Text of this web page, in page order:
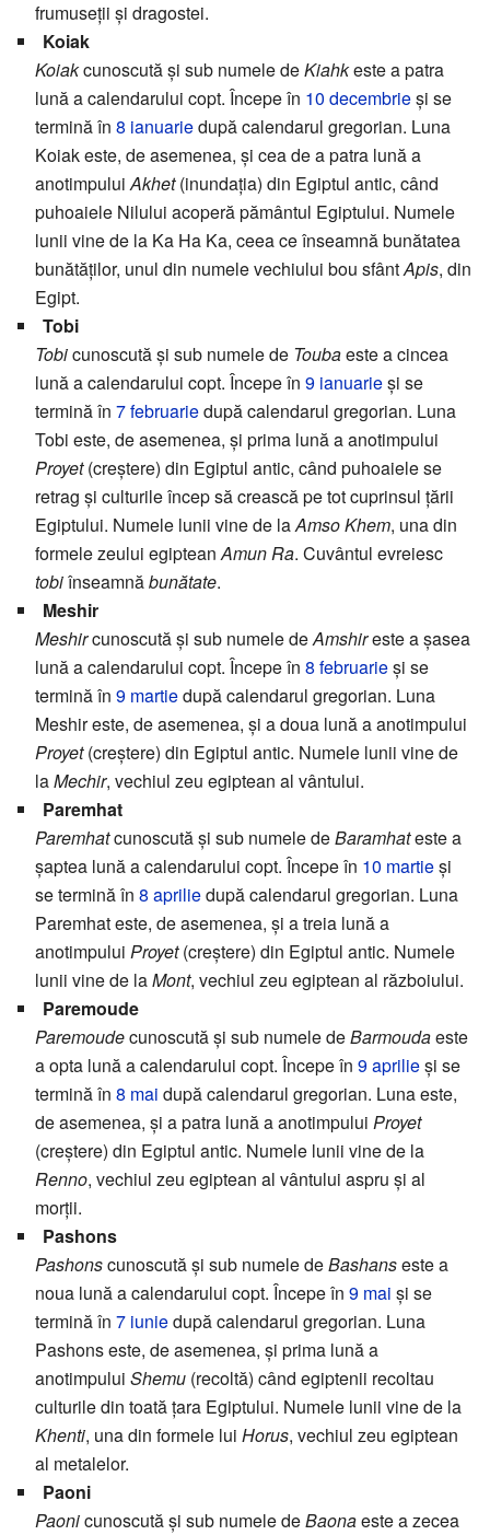
frumuseții și dragostei.
Koiak
Koiakcunoscută și sub numele deKiahkeste a patra
lună a calendarului copt. Începe în 10 decembrieși se
termină în 8 ianuariedupă calendarul gregorian. Luna
Koiak este, de asemenea, și cea de a patra lună a
anotimpuluiAkhet(inundația) din Egiptul antic, când
puhoaiele Nilului acoperă pământul Egiptului. Numele
lunii vine de la Ka Ha Ka, ceea ce înseamnă bunătatea
bunătăților, unul din numele vechiului bou sfântApis, din
Egipt.
Tobi
Tobicunoscută și sub numele de Toubaeste a cincea
lună a calendarului copt. Începe în 9 ianuarieși se
termină în 7 februariedupă calendarul gregorian. Luna
Tobi este, de asemenea, și prima lună a anotimpului
Proyet(creștere) din Egiptul antic, când puhoaiele se
retrag și culturile încep să crească pe tot cuprinsul țării
Egiptului. Numele lunii vine de laAmso Khem, una din
formele zeului egipteanAmun Ra. Cuvântul evreiesc
tobiînseamnăbunătate.
Meshir
Meshircunoscută și sub numele deAmshireste a șasea
lună a calendarului copt. Începe în 8 februarieși se
termină în 9 martiedupă calendarul gregorian. Luna
Meshir este, de asemenea, și a doua lună a anotimpului
Proyet(creștere) din Egiptul antic. Numele lunii vine de
laMechir, vechiul zeu egiptean al vântului.
Paremhat
Paremhatcunoscută și sub numele deBaramhateste a
șaptea lună a calendarului copt. Începe în 10 martieși
se termină în 8 apriliedupă calendarul gregorian. Luna
Paremhat este, de asemenea, și a treia lună a
anotimpului Proyet(creștere) din Egiptul antic. Numele
lunii vine de laMont, vechiul zeu egiptean al războiului.
Paremoude
Paremoudecunoscută și sub numele deBarmoudaeste
a opta lună a calendarului copt. Începe în 9 aprilieși se
termină în 8 mai după calendarul gregorian. Luna este,
de asemenea, și a patra lună a anotimpului Proyet
(creștere) din Egiptul antic. Numele lunii vine de la
Renno, vechiul zeu egiptean al vântului aspru și al
morții.
Pashons
Pashonscunoscută și sub numele deBashanseste a
noua lună a calendarului copt. Începe în 9 mai și se
termină în 7 iuniedupă calendarul gregorian. Luna
Pashons este, de asemenea, și prima lună a
anotimpului Shemu (recoltă) când egiptenii recoltau
culturile din toată țara Egiptului. Numele lunii vine de la
Khenti, una din formele lui Horus, vechiul zeu egiptean
al metalelor.
Paoni
Paonicunoscută și sub numele deBaonaeste a zecea